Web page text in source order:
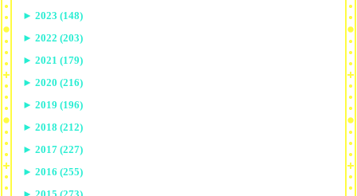
► 2023 (148)
► 2022 (203)
► 2021 (179)
► 2020 (216)
► 2019 (196)
► 2018 (212)
► 2017 (227)
► 2016 (255)